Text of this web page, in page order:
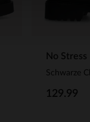
No Stress
129.99